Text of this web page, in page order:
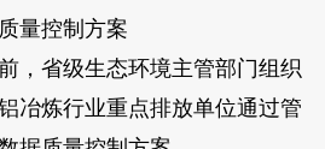
控制方案
省级生态环境主管部门组织
冶炼行业重点排放单位通过管